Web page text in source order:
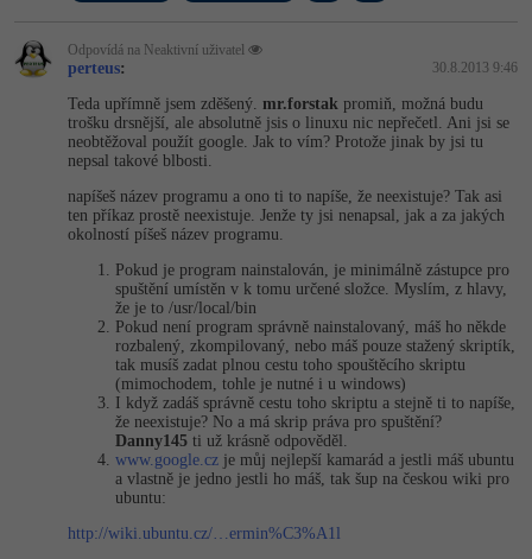
Odpovídá na Neaktivní uživatel
perteus: 30.8.2013 9:46
Teda upřímně jsem zděšený. mr.forstak promiň, možná budu
trošku drsnější, ale absolutně jsis o linuxu nic nepřečetl. Ani jsi se
neobtěžoval použít google. Jak to vím? Protože jinak by jsi tu
nepsal takové blbosti.
napíšeš název programu a ono ti to napíše, že neexistuje? Tak asi
ten příkaz prostě neexistuje. Jenže ty jsi nenapsal, jak a za jakých
okolností píšeš název programu.
Pokud je program nainstalován, je minimálně zástupce pro
spuštění umístěn v k tomu určené složce. Myslím, z hlavy,
že je to /usr/local/bin
Pokud není program správně nainstalovaný, máš ho někde
rozbalený, zkompilovaný, nebo máš pouze stažený skriptík,
tak musíš zadat plnou cestu toho spouštěcího skriptu
(mimochodem, tohle je nutné i u windows)
I když zadáš správně cestu toho skriptu a stejně ti to napíše,
že neexistuje? No a má skrip práva pro spuštění?
Danny145 ti už krásně odpověděl.
www.google.cz je můj nejlepší kamarád a jestli máš ubuntu
a vlastně je jedno jestli ho máš, tak šup na českou wiki pro
ubuntu:
http://wiki.ubuntu.cz/…ermin%C3%A1l